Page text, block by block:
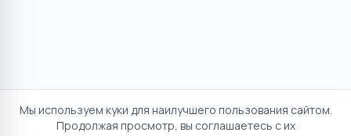
Мы используем куки для наилучшего пользования сайтом.
Продолжая просмотр, вы соглашаетесь с их